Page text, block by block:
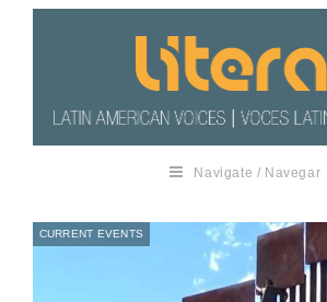
Navigate / Navegar
CURRENT EVENTS